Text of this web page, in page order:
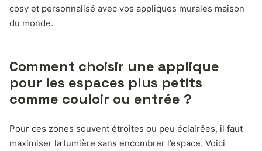
cosy et personnalisé avec vos appliques murales maison
du monde.
Comment choisir une applique
pour les espaces plus petits
comme couloir ou entrée ?
Pour ces zones souvent étroites ou peu éclairées, il faut
maximiser la lumière sans encombrer l’espace. Voici